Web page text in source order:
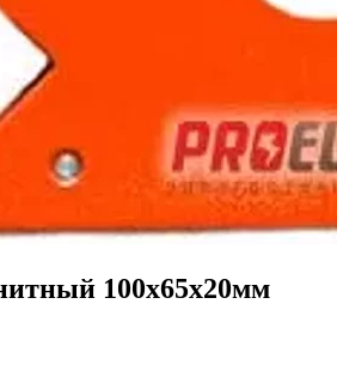
100х65х20мм